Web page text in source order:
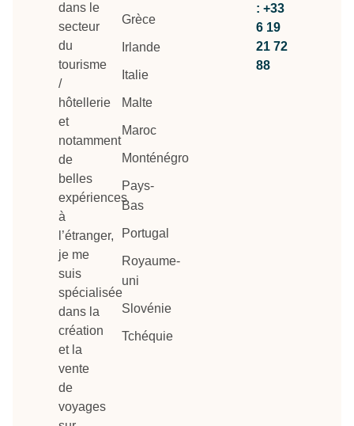
dans le
secteur
du
tourisme
/
hôtellerie
et
notamment
de
belles
expériences
à
l’étranger,
je me
suis
spécialisée
dans la
création
et la
vente
de
voyages
Grèce
Irlande
Italie
Malte
Maroc
Monténégro
Pays-
Bas
Portugal
Royaume-
uni
Slovénie
Tchéquie
: +33
6 19
21 72
88